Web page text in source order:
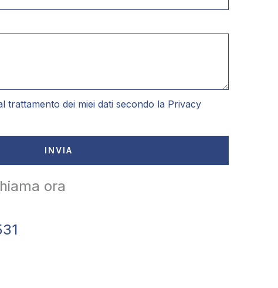
trattamento dei miei dati secondo la Privacy
INVIA
ora